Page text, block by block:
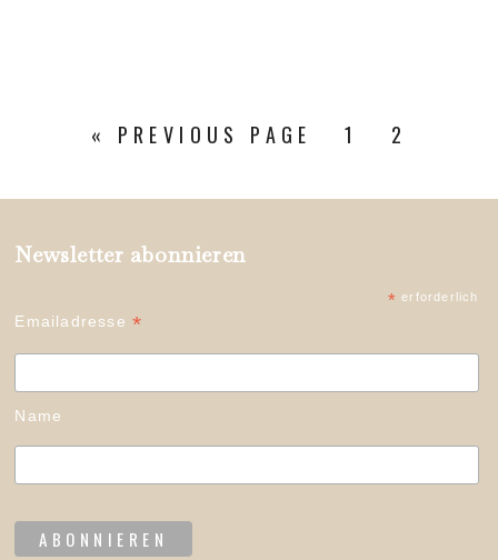
« PREVIOUS PAGE 1 2
Newsletter abonnieren
* erforderlich
Emailadresse*
Name